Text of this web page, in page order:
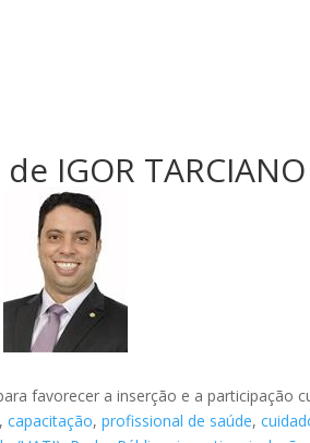
IGOR
favorecer a inserção e a participação
,capacitação,profissional de saúde,